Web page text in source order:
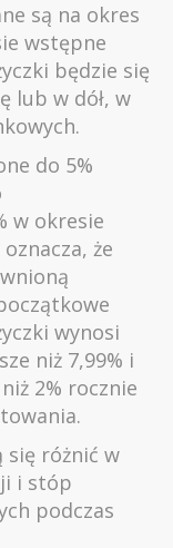
są na okres
wstępne
będzie się
lub w dół, w
do 5%
w okresie
że
wynosi
niż 7,99% i
2% rocznie
się różnić w
i stóp
podczas